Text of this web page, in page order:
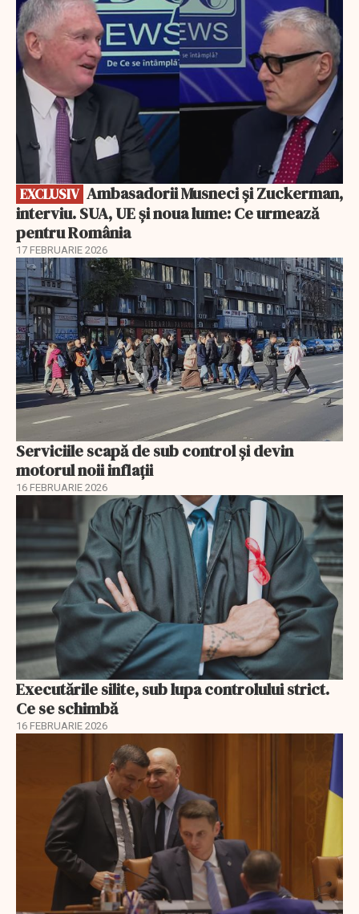
EXCLUSIV
interviu. SUA, UE și noua lume: Ce urmează
pentru România
17 FEBRUARIE 2026
Serviciile scapă de sub control și devin
motorul noii inflații
16 FEBRUARIE 2026
Executările silite, sub lupa controlului strict.
Ce se schimbă
16 FEBRUARIE 2026